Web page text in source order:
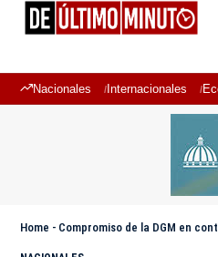
Nacionales Internacionales
Home - Compromiso de la DGM en